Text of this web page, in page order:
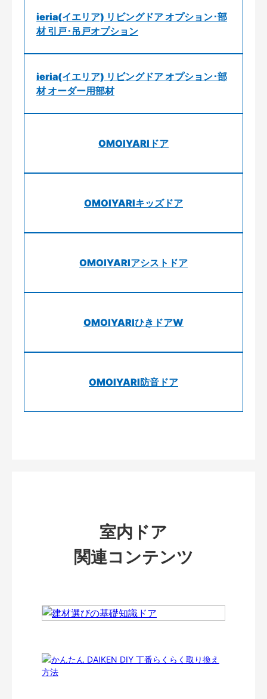
ieria(イエリア) リビングドア オプション･部
材 引戸･吊戸オプション
ieria(イエリア) リビングドア オプション･部
材 オーダー用部材
OMOIYARIドア
OMOIYARIキッズドア
OMOIYARIアシストドア
OMOIYARIひきドアW
OMOIYARI防音ドア
室内ドア
関連コンテンツ